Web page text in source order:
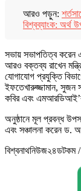
আরও পড়ুন:
বিশ্বব্যাংক: অর্থ
সভায় সভাপতিত্ব করেন
আরও বক্তব্য রাখেন
যোগাযোগ প্রযুক্তি
ইফতেখারুজ্জামান, সুজন
কবির এবং এমআরডিআই’র
অনুষ্ঠানে মূল প্রবন্ধ
এবং সঞ্চালনা করেন ড.
বিশ্বনাথনিউজ২৪ডটকম